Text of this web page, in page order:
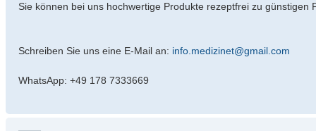
Sie können bei uns hochwertige Produkte rezeptfrei zu günstigen
Schreiben Sie uns eine E-Mail an: info.medizinet@gmail.com
WhatsApp: +49 178 7333669